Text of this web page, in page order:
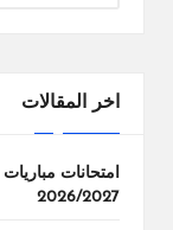
اخر المقالات
امتحانات
2026/2027